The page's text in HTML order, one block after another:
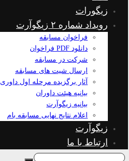
زیگورات
رویداد شماره ۲ زیگوآرت
فراخوان مسابقه
دانلود PDF فراخوان
شرکت در مسابقه
ارسال شیت های مسابقه
آثار برگزیده مرحله اول داوری
بیانیه هیئت داوران
بیانیه زیگوآرت
اعلام نتایج نهایی مسابقه بام
زیگوآرت
ارتباط با ما